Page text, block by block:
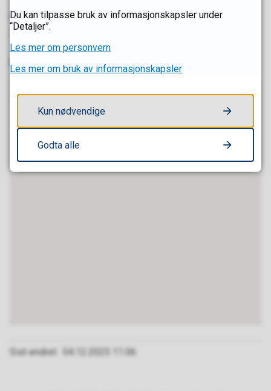
Kirkegata 76
2626 Lillehammer
Her finner du oss
Sist endret 04.12.2025 11.06
Du kan tilpasse bruk av informasjonskapsler under
“Detaljer”.
Les mer om personvern
Les mer om bruk av informasjonskapsler
Kun nødvendige
Godta alle